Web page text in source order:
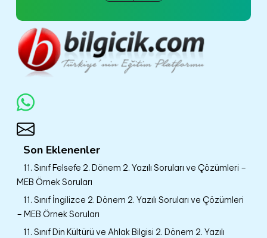
Son Eklenenler
11. Sınıf Felsefe 2. Dönem 2. Yazılı Soruları ve Çözümleri –
MEB Örnek Soruları
11. Sınıf İngilizce 2. Dönem 2. Yazılı Soruları ve Çözümleri
– MEB Örnek Soruları
11. Sınıf Din Kültürü ve Ahlak Bilgisi 2. Dönem 2. Yazılı